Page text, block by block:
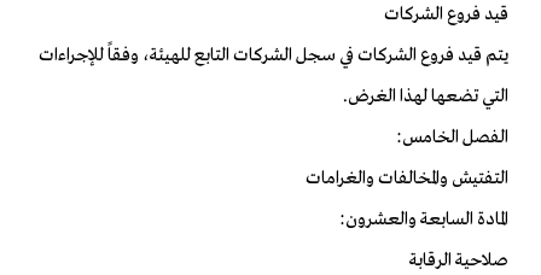
قيد فروع الشركات
يتم قيد فروع الشركات في سجل الشركات التابع للهيئة، وفقاً للإجراءات
التي تضعها لهذا الغرض.
الفصل الخامس:
التفتيش والمخالفات والغرامات
المادة السابعة والعشرون:
صلاحية الرقابة